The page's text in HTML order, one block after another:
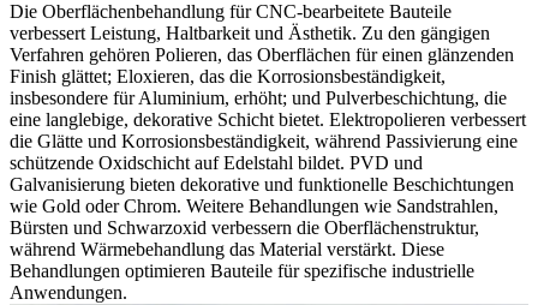
Die Oberflächenbehandlung für CNC-bearbeitete Bauteile
verbessert Leistung, Haltbarkeit und Ästhetik. Zu den gängigen
Verfahren gehören Polieren, das Oberflächen für einen glänzenden
Finish glättet; Eloxieren, das die Korrosionsbeständigkeit,
insbesondere für Aluminium, erhöht; und Pulverbeschichtung, die
eine langlebige, dekorative Schicht bietet. Elektropolieren verbessert
die Glätte und Korrosionsbeständigkeit, während Passivierung eine
schützende Oxidschicht auf Edelstahl bildet. PVD und
Galvanisierung bieten dekorative und funktionelle Beschichtungen
wie Gold oder Chrom. Weitere Behandlungen wie Sandstrahlen,
Bürsten und Schwarzoxid verbessern die Oberflächenstruktur,
während Wärmebehandlung das Material verstärkt. Diese
Behandlungen optimieren Bauteile für spezifische industrielle
Anwendungen.